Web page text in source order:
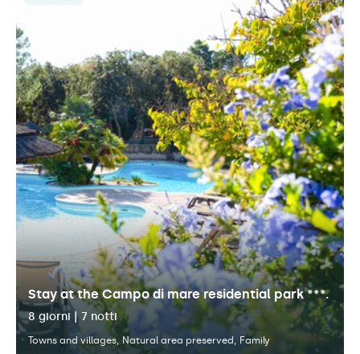
Stay at the Campo di mare residential park ***.
8 giorni | 7 notti
Towns and villages Natural area preserved Family